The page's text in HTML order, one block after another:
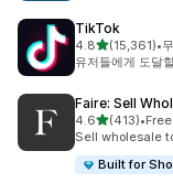
TikTok
4.8별 5개 중
(15,361)
총 리뷰 15361개
•
유저들에게 도달
Faire: Sell
4.6별 5개 중
(413)
총 리뷰 413개
•
Sell wholesale
Built for